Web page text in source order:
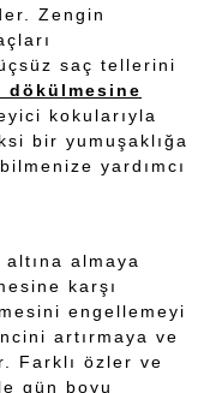
Zengin
saç tellerini
dökülmesine
kokularıyla
bir yumuşaklığa
yardımcı
almaya
karşı
engellemeyi
artırmaya ve
Farklı özler ve
gün boyu